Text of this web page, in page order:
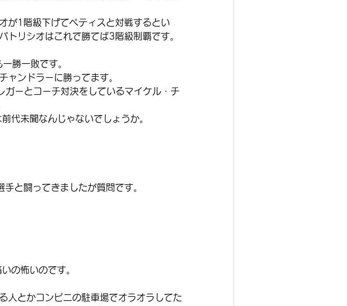
が1階級下げてペティスと対戦するとい
トリシオはこれで勝てば3階級制覇です。
勝一敗です。
ャンドラーに勝ってます。
ーとコーチ対決をしているマイケル・チ
代未聞なんじゃないでしょうか。
と闘ってきましたが質問です。
の怖いのです。
人とかコンビニの駐車場でオラオラしてた